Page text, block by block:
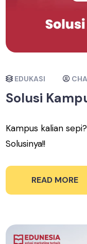
EDUKASI
Solusi
Kampus kalian
Solusinya!!
READ MORE